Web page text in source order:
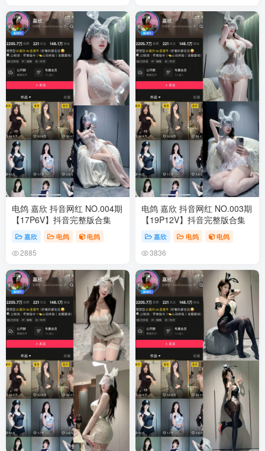
电鸽 嘉欣 抖音网红 NO.004期
【17P6V】抖音完整版合集
嘉欣 电鸽 电鸽
2885
电鸽 嘉欣 抖音网红 NO.003期
【19P12V】抖音完整版合集
嘉欣 电鸽 电鸽
3836